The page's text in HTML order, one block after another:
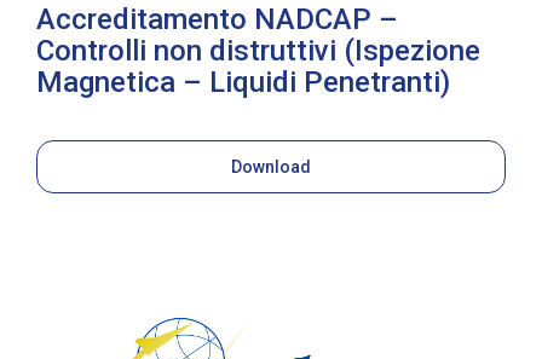
Accreditamento NADCAP –
Controlli non distruttivi (Ispezione
Magnetica – Liquidi Penetranti)
Download